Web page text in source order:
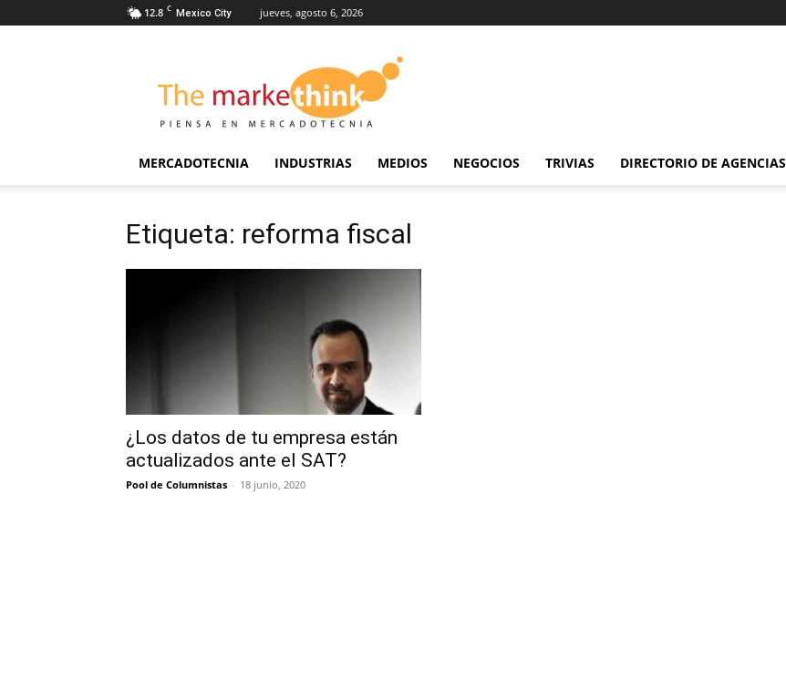
12.8 C Mexico City jueves, agosto 6, 2026
Markethink
MERCADOTECNIA INDUSTRIAS MEDIOS NEGOCIOS TRIVIAS DIRECTORIO DE AGENCIAS
Etiqueta: reforma fiscal
¿Los datos de tu empresa están
actualizados ante el SAT?
Pool de Columnistas - 18 junio, 2020